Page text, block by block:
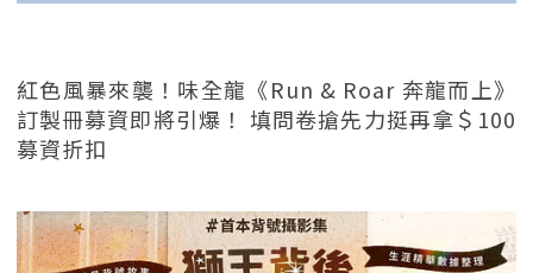
紅色風暴來襲！味全龍《Run & Roar 奔龍而上》
訂製冊募資即將引爆！ 填問卷搶先力挺再拿＄100
募資折扣